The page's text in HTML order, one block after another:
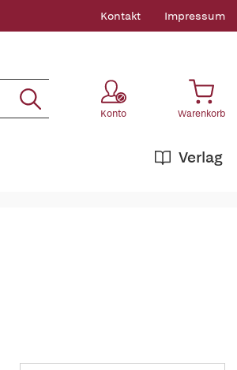
Kontakt Impressum
Konto Warenkorb
Verlag